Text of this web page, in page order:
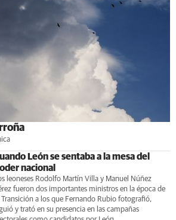
León se sentaba a la mesa del
nacional
leoneses Rodolfo Martín Villa y Manuel Núñez
fueron dos importantes ministros en la época de
Transición a los que Fernando Rubio fotografió,
y trató en su presencia en las campañas